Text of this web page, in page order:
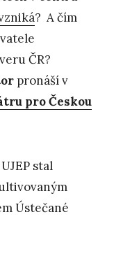
? A čím
ČR?
pronáší v
pro Českou
stal
Ústečané